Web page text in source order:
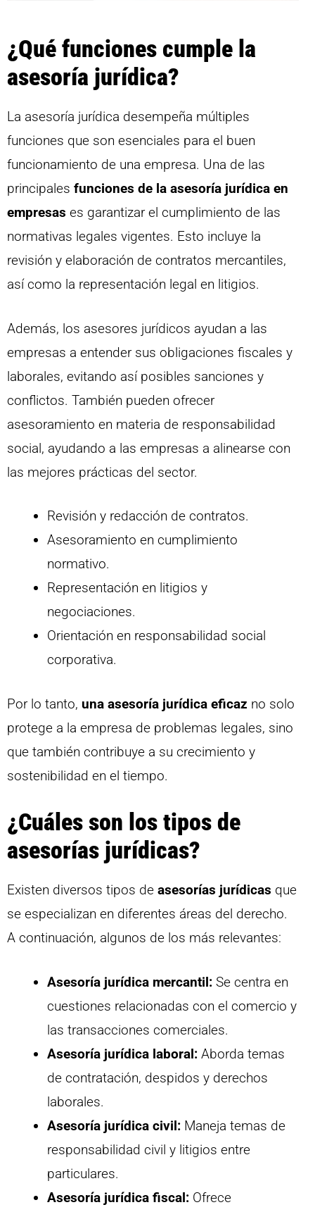
¿Qué funciones cumple la
asesoría jurídica?
La asesoría jurídica desempeña múltiples
funciones que son esenciales para el buen
funcionamiento de una empresa. Una de las
principales funciones de la asesoría jurídica en
empresas es garantizar el cumplimiento de las
normativas legales vigentes. Esto incluye la
revisión y elaboración de contratos mercantiles,
así como la representación legal en litigios.
Además, los asesores jurídicos ayudan a las
empresas a entender sus obligaciones fiscales y
laborales, evitando así posibles sanciones y
conflictos. También pueden ofrecer
asesoramiento en materia de responsabilidad
social, ayudando a las empresas a alinearse con
las mejores prácticas del sector.
Revisión y redacción de contratos.
Asesoramiento en cumplimiento
normativo.
Representación en litigios y
negociaciones.
Orientación en responsabilidad social
corporativa.
Por lo tanto, una asesoría jurídica eficaz no solo
protege a la empresa de problemas legales, sino
que también contribuye a su crecimiento y
sostenibilidad en el tiempo.
¿Cuáles son los tipos de
asesorías jurídicas?
Existen diversos tipos de asesorías jurídicas que
se especializan en diferentes áreas del derecho.
A continuación, algunos de los más relevantes:
Asesoría jurídica mercantil: Se centra en
cuestiones relacionadas con el comercio y
las transacciones comerciales.
Asesoría jurídica laboral: Aborda temas
de contratación, despidos y derechos
laborales.
Asesoría jurídica civil: Maneja temas de
responsabilidad civil y litigios entre
particulares.
Asesoría jurídica fiscal: Ofrece